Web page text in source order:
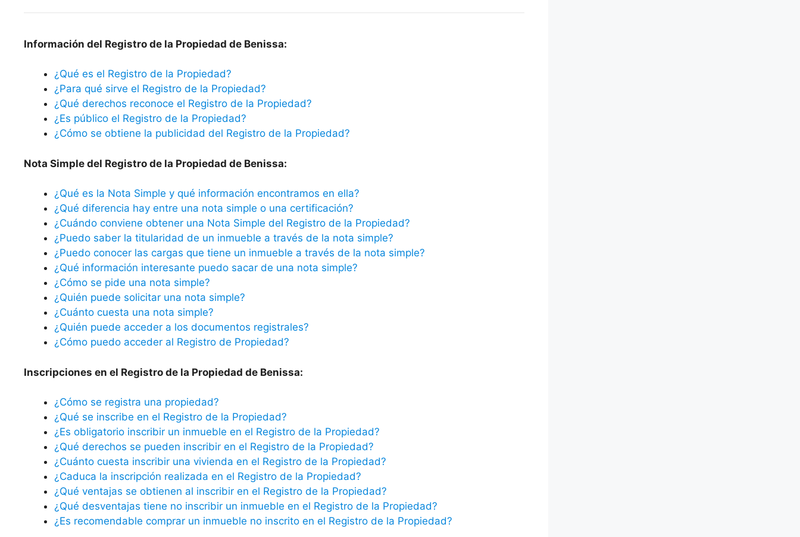
Información del Registro de la Propiedad de Benissa:
¿Qué es el Registro de la Propiedad?
¿Para qué sirve el Registro de la Propiedad?
¿Qué derechos reconoce el Registro de la Propiedad?
¿Es público el Registro de la Propiedad?
¿Cómo se obtiene la publicidad del Registro de la Propiedad?
Nota Simple del Registro de la Propiedad de Benissa:
¿Qué es la Nota Simple y qué información encontramos en ella?
¿Qué diferencia hay entre una nota simple o una certificación?
¿Cuándo conviene obtener una Nota Simple del Registro de la Propiedad?
¿Puedo saber la titularidad de un inmueble a través de la nota simple?
¿Puedo conocer las cargas que tiene un inmueble a través de la nota simple?
¿Qué información interesante puedo sacar de una nota simple?
¿Cómo se pide una nota simple?
¿Quién puede solicitar una nota simple?
¿Cuánto cuesta una nota simple?
¿Quién puede acceder a los documentos registrales?
¿Cómo puedo acceder al Registro de Propiedad?
Inscripciones en el Registro de la Propiedad de Benissa:
¿Cómo se registra una propiedad?
¿Qué se inscribe en el Registro de la Propiedad?
¿Es obligatorio inscribir un inmueble en el Registro de la Propiedad?
¿Qué derechos se pueden inscribir en el Registro de la Propiedad?
¿Cuánto cuesta inscribir una vivienda en el Registro de la Propiedad?
¿Caduca la inscripción realizada en el Registro de la Propiedad?
¿Qué ventajas se obtienen al inscribir en el Registro de la Propiedad?
¿Qué desventajas tiene no inscribir un inmueble en el Registro de la Propiedad?
¿Es recomendable comprar un inmueble no inscrito en el Registro de la Propiedad?